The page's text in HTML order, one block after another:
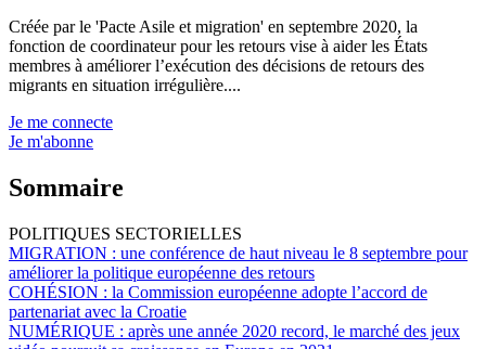
Créée par le 'Pacte Asile et migration' en septembre 2020, la
fonction de coordinateur pour les retours vise à aider les États
membres à améliorer l’exécution des décisions de retours des
migrants en situation irrégulière....
Je me connecte
Je m'abonne
Sommaire
POLITIQUES SECTORIELLES
MIGRATION : une conférence de haut niveau le 8 septembre pour
améliorer la politique européenne des retours
COHÉSION : la Commission européenne adopte l’accord de
partenariat avec la Croatie
NUMÉRIQUE : après une année 2020 record, le marché des jeux